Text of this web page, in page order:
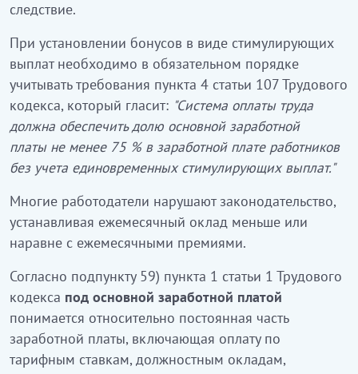
следствие.
При установлении бонусов в виде стимулирующих
выплат необходимо в обязательном порядке
учитывать требования пункта 4 статьи 107 Трудового
кодекса, который гласит: "Система оплаты труда
должна обеспечить долю основной заработной
платы не менее 75 % в заработной плате работников
без учета единовременных стимулирующих выплат."
Многие работодатели нарушают законодательство,
устанавливая ежемесячный оклад меньше или
наравне с ежемесячными премиями.
Согласно подпункту 59) пункта 1 статьи 1 Трудового
кодекса под основной заработной платой
понимается относительно постоянная часть
заработной платы, включающая оплату по
тарифным ставкам, должностным окладам,